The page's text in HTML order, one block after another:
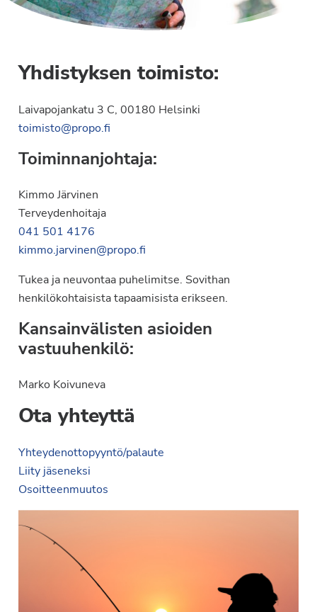
Yhdistyksen toimisto:
Laivapojankatu 3 C, 00180 Helsinki
toimisto@propo.fi
Toiminnanjohtaja:
Kimmo Järvinen
Terveydenhoitaja
041 501 4176
kimmo.jarvinen@propo.fi
Tukea ja neuvontaa puhelimitse. Sovithan
henkilökohtaisista tapaamisista erikseen.
Kansainvälisten asioiden
vastuuhenkilö:
Marko Koivuneva
Ota yhteyttä
Yhteydenottopyyntö/palaute
Liity jäseneksi
Osoitteenmuutos